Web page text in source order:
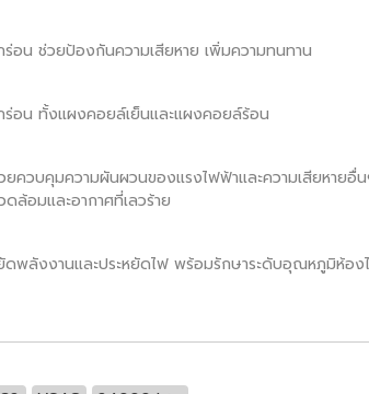
อน ช่วยป้องกันความเสียหาย เพิ่มความทนทาน
อน ทั้งแผงคอยล์เย็นและแผงคอยล์ร้อน
ควบคุมความผันผวนของแรงไฟฟ้าและความเสียหายอื่
อมและอากาศที่เลวร้าย
ดพลังงานและประหยัดไฟ พร้อมรักษาระดับอุณหภูมิห้อ